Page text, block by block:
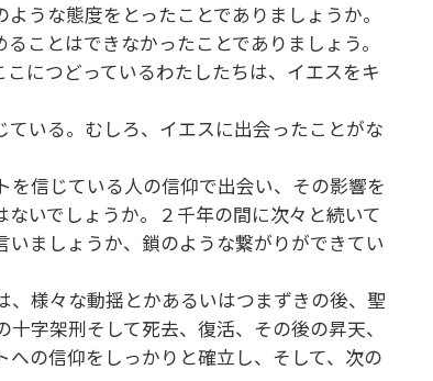
うな態度をとったことでありましょうか。
ことはできなかったことでありましょう。
につどっているわたしたちは、イエスをキ
いる。むしろ、イエスに出会ったことがな
信じている人の信仰で出会い、その影響を
いでしょうか。２千年の間に次々と続いて
ましょうか、鎖のような繋がりができてい
様々な動揺とかあるいはつまずきの後、聖
字架刑そして死去、復活、その後の昇天、
の信仰をしっかりと確立し、そして、次の